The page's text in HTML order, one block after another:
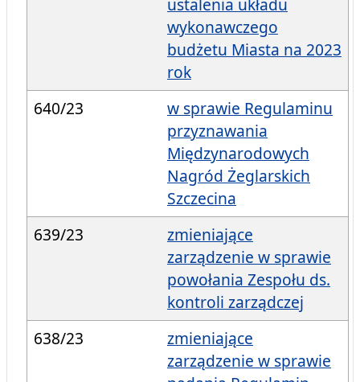
ustalenia układu
wykonawczego
budżetu Miasta na 2023
rok
640/23
w sprawie Regulaminu
przyznawania
Międzynarodowych
Nagród Żeglarskich
Szczecina
639/23
zmieniające
zarządzenie w sprawie
powołania Zespołu ds.
kontroli zarządczej
638/23
zmieniające
zarządzenie w sprawie